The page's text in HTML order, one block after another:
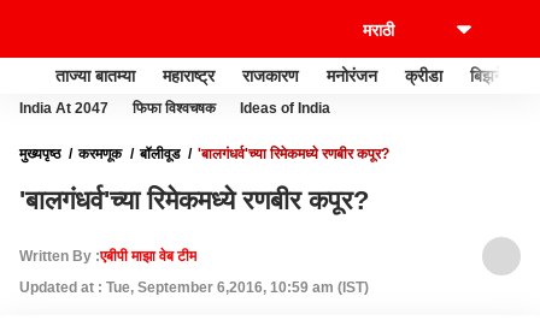
ताज्या बातम्या महाराष्ट्र राजकारण मनोरंजन क्रीडा बिझनेस
India At 2047 फिफा विश्वचषक Ideas of India
मुख्यपृष्ठ करमणूक बॉलीवूड 'बालगंधर्व'च्या रिमेकमध्ये रणबीर कपूर?
'बालगंधर्व'च्या रिमेकमध्ये रणबीर कपूर?
Written By :एबीपी माझा वेब टीम
Updated at : Tue, September 6,2016, 10:59 am (IST)